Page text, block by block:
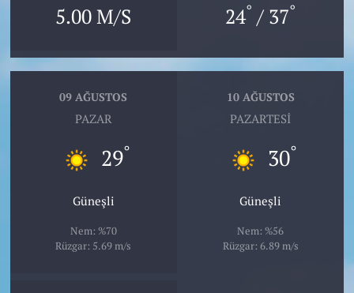
5.00 M/S 24° / 37°
09 AĞUSTOS
PAZAR
29°
Güneşli
Nem: %70
Rüzgar: 5.69 m/s
10 AĞUSTOS
PAZARTESI
30°
Güneşli
Nem: %56
Rüzgar: 6.89 m/s